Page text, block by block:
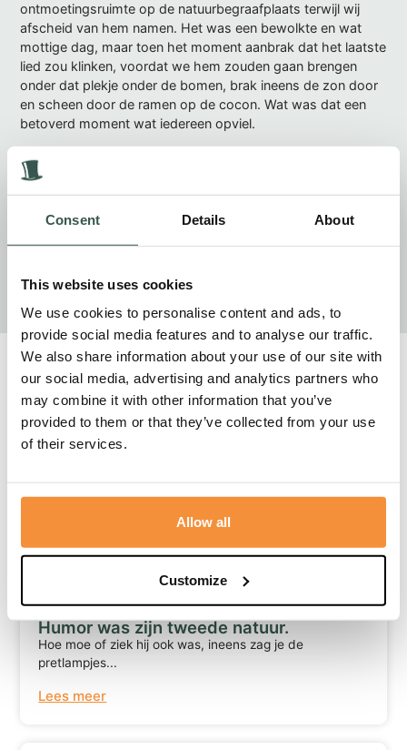
Consent Details About
This website uses cookies
We use cookies to personalise content and ads, to
provide social media features and to analyse our traffic.
We also share information about your use of our site with
our social media, advertising and analytics partners who
may combine it with other information that you’ve
provided to them or that they’ve collected from your use
of their services.
Allow all
Customize
ontmoetingsruimte op de natuurbegraafplaats terwijl wij
afscheid van hem namen. Het was een bewolkte en wat
mottige dag, maar toen het moment aanbrak dat het laatste
lied zou klinken, voordat we hem zouden gaan brengen
onder dat plekje onder de bomen, brak ineens de zon door
en scheen door de ramen op de cocon. Wat was dat een
betoverd moment wat iedereen opviel.
Hij mocht nu gaan vliegen – wij lieten hem los. De vlinder
vloog weg en liet ons achter met een warm en troostvol
gevoel dat het goed was. En in onze harten? Ja, daar zal hij
voortleven achter de regenboog – die plek zonder pijn en
Gerelateerde berichten
Blogs
Humor was zijn tweede natuur.
Hoe moe of ziek hij ook was, ineens zag je de
pretlampjes...
Lees meer